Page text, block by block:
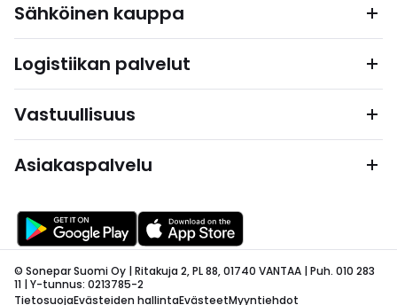
Sähköinen kauppa
Logistiikan palvelut
Vastuullisuus
Asiakaspalvelu
© Sonepar Suomi Oy | Ritakuja 2, PL 88, 01740 VANTAA | Puh. 010 283
11 | Y-tunnus: 0213785-2
TietosuojaEvästeiden hallintaEvästeetMyyntiehdot